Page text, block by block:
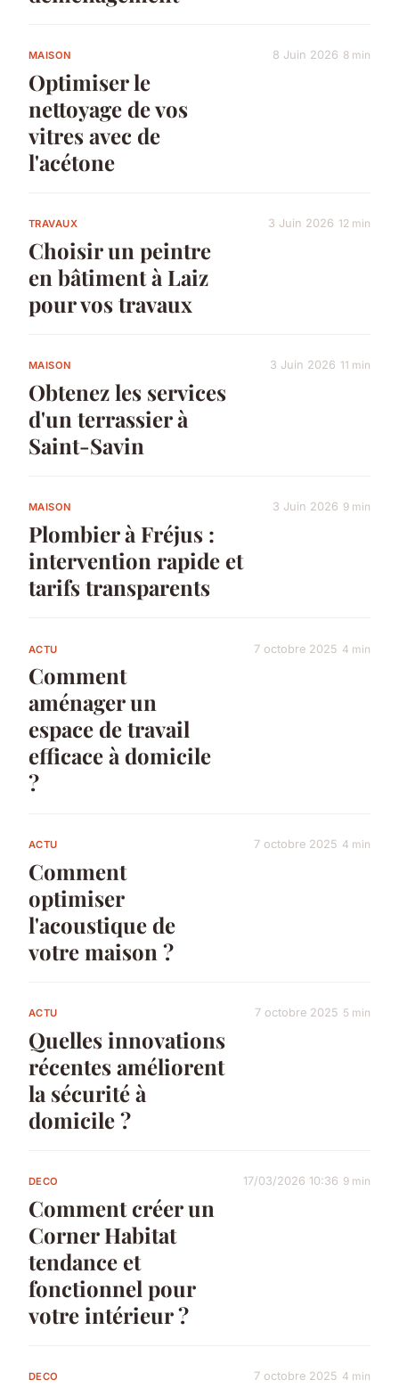
MAISON
Optimiser le
nettoyage de vos
vitres avec de
l'acétone
8 Juin 2026 8 min
TRAVAUX
Choisir un peintre
en bâtiment à Laiz
pour vos travaux
3 Juin 2026 12 min
MAISON
Obtenez les services
d'un terrassier à
Saint-Savin
3 Juin 2026 11 min
MAISON
Plombier à Fréjus :
intervention rapide et
tarifs transparents
3 Juin 2026 9 min
ACTU
Comment
aménager un
espace de travail
efficace à domicile
?
7 octobre 2025 4 min
ACTU
Comment
optimiser
l'acoustique de
votre maison ?
7 octobre 2025 4 min
ACTU
Quelles innovations
récentes améliorent
la sécurité à
domicile ?
7 octobre 2025 5 min
DECO
Comment créer un
Corner Habitat
tendance et
fonctionnel pour
votre intérieur ?
17/03/2026 10:36 9 min
DECO 7 octobre 2025 4 min